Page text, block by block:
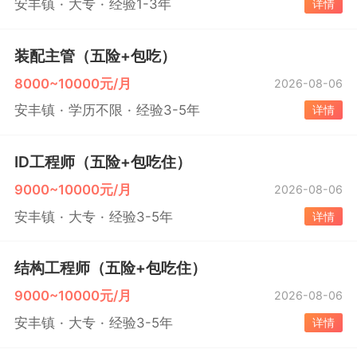
安丰镇 大专 经验1-3年 详情
装配主管（五险+包吃）
8000~10000元/月 2026-08-06
安丰镇 学历不限 经验3-5年 详情
ID工程师（五险+包吃住）
9000~10000元/月 2026-08-06
安丰镇 大专 经验3-5年 详情
结构工程师（五险+包吃住）
9000~10000元/月 2026-08-06
安丰镇 大专 经验3-5年 详情